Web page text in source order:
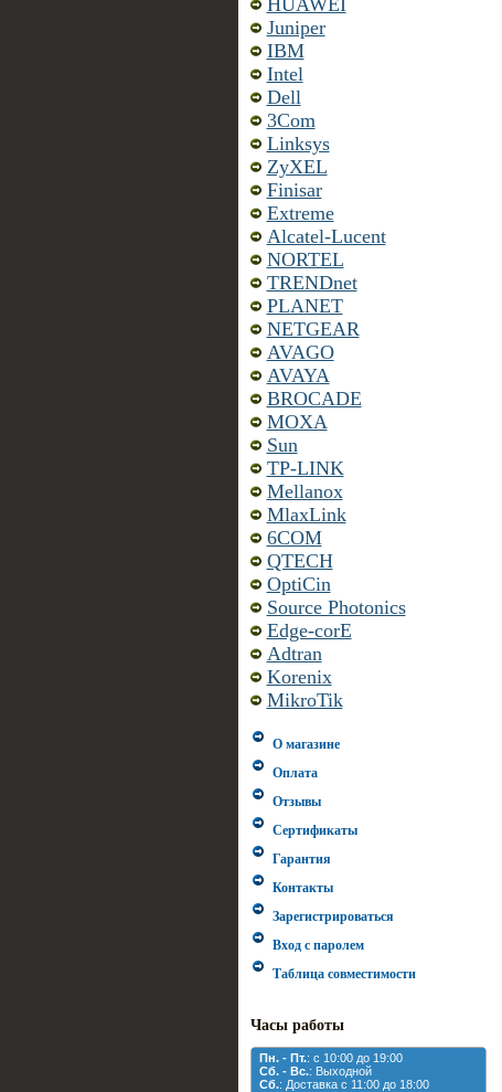
HUAWEI
Juniper
IBM
Intel
Dell
3Com
Linksys
ZyXEL
Finisar
Extreme
Alcatel-Lucent
NORTEL
TRENDnet
PLANET
NETGEAR
AVAGO
AVAYA
BROCADE
MOXA
Sun
TP-LINK
Mellanox
MlaxLink
6COM
QTECH
OptiCin
Source Photonics
Edge-corE
Adtran
Korenix
MikroTik
О магазине
Оплата
Отзывы
Сертификаты
Гарантия
Контакты
Зарегистрироваться
Вход с паролем
Таблица совместимости
Часы работы
Пн. - Пт.: с 10:00 до 19:00
Cб. - Вс.: Выходной
Cб.: Доставка с 11:00 до 18:00